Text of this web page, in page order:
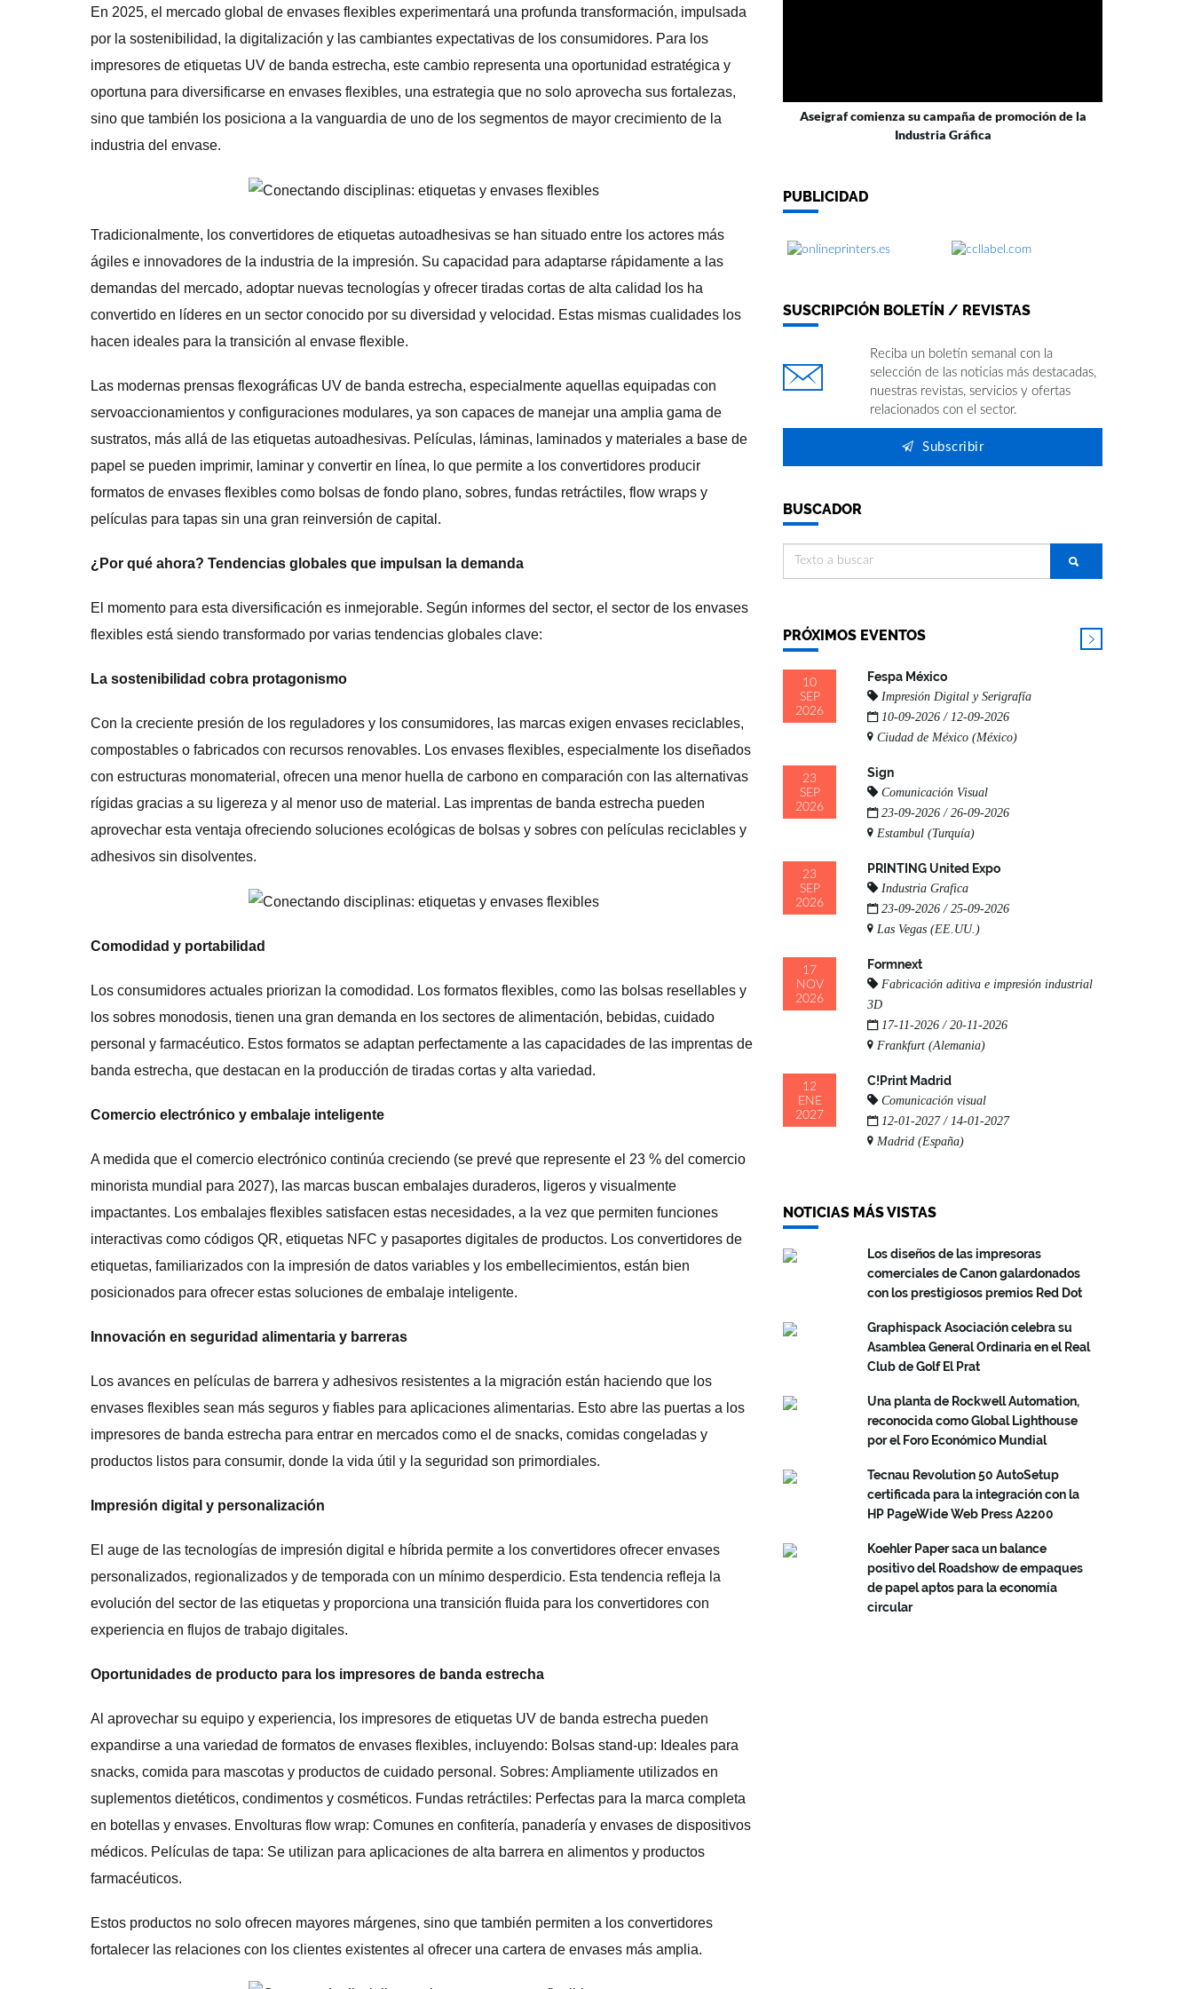
En 2025, el mercado global de envases flexibles experimentará una profunda transformación, impulsada
por la sostenibilidad, la digitalización y las cambiantes expectativas de los consumidores. Para los
impresores de etiquetas UV de banda estrecha, este cambio representa una oportunidad estratégica y
oportuna para diversificarse en envases flexibles, una estrategia que no solo aprovecha sus fortalezas,
sino que también los posiciona a la vanguardia de uno de los segmentos de mayor crecimiento de la
industria del envase.
Tradicionalmente, los convertidores de etiquetas autoadhesivas se han situado entre los actores más
ágiles e innovadores de la industria de la impresión. Su capacidad para adaptarse rápidamente a las
demandas del mercado, adoptar nuevas tecnologías y ofrecer tiradas cortas de alta calidad los ha
convertido en líderes en un sector conocido por su diversidad y velocidad. Estas mismas cualidades los
hacen ideales para la transición al envase flexible.
Las modernas prensas flexográficas UV de banda estrecha, especialmente aquellas equipadas con
servoaccionamientos y configuraciones modulares, ya son capaces de manejar una amplia gama de
sustratos, más allá de las etiquetas autoadhesivas. Películas, láminas, laminados y materiales a base de
papel se pueden imprimir, laminar y convertir en línea, lo que permite a los convertidores producir
formatos de envases flexibles como bolsas de fondo plano, sobres, fundas retráctiles, flow wraps y
películas para tapas sin una gran reinversión de capital.
¿Por qué ahora? Tendencias globales que impulsan la demanda
El momento para esta diversificación es inmejorable. Según informes del sector, el sector de los envases
flexibles está siendo transformado por varias tendencias globales clave:
La sostenibilidad cobra protagonismo
Con la creciente presión de los reguladores y los consumidores, las marcas exigen envases reciclables,
compostables o fabricados con recursos renovables. Los envases flexibles, especialmente los diseñados
con estructuras monomaterial, ofrecen una menor huella de carbono en comparación con las alternativas
rígidas gracias a su ligereza y al menor uso de material. Las imprentas de banda estrecha pueden
aprovechar esta ventaja ofreciendo soluciones ecológicas de bolsas y sobres con películas reciclables y
adhesivos sin disolventes.
Comodidad y portabilidad
Los consumidores actuales priorizan la comodidad. Los formatos flexibles, como las bolsas resellables y
los sobres monodosis, tienen una gran demanda en los sectores de alimentación, bebidas, cuidado
personal y farmacéutico. Estos formatos se adaptan perfectamente a las capacidades de las imprentas de
banda estrecha, que destacan en la producción de tiradas cortas y alta variedad.
Comercio electrónico y embalaje inteligente
A medida que el comercio electrónico continúa creciendo (se prevé que represente el 23 % del comercio
minorista mundial para 2027), las marcas buscan embalajes duraderos, ligeros y visualmente
impactantes. Los embalajes flexibles satisfacen estas necesidades, a la vez que permiten funciones
interactivas como códigos QR, etiquetas NFC y pasaportes digitales de productos. Los convertidores de
etiquetas, familiarizados con la impresión de datos variables y los embellecimientos, están bien
posicionados para ofrecer estas soluciones de embalaje inteligente.
Innovación en seguridad alimentaria y barreras
Los avances en películas de barrera y adhesivos resistentes a la migración están haciendo que los
envases flexibles sean más seguros y fiables para aplicaciones alimentarias. Esto abre las puertas a los
impresores de banda estrecha para entrar en mercados como el de snacks, comidas congeladas y
productos listos para consumir, donde la vida útil y la seguridad son primordiales.
Impresión digital y personalización
El auge de las tecnologías de impresión digital e híbrida permite a los convertidores ofrecer envases
personalizados, regionalizados y de temporada con un mínimo desperdicio. Esta tendencia refleja la
evolución del sector de las etiquetas y proporciona una transición fluida para los convertidores con
experiencia en flujos de trabajo digitales.
Oportunidades de producto para los impresores de banda estrecha
Al aprovechar su equipo y experiencia, los impresores de etiquetas UV de banda estrecha pueden
expandirse a una variedad de formatos de envases flexibles, incluyendo: Bolsas stand-up: Ideales para
snacks, comida para mascotas y productos de cuidado personal. Sobres: Ampliamente utilizados en
suplementos dietéticos, condimentos y cosméticos. Fundas retráctiles: Perfectas para la marca completa
en botellas y envases. Envolturas flow wrap: Comunes en confitería, panadería y envases de dispositivos
médicos. Películas de tapa: Se utilizan para aplicaciones de alta barrera en alimentos y productos
farmacéuticos.
Estos productos no solo ofrecen mayores márgenes, sino que también permiten a los convertidores
fortalecer las relaciones con los clientes existentes al ofrecer una cartera de envases más amplia.
Aseigraf comienza su campaña de promoción de la
Industria Gráfica
PUBLICIDAD
SUSCRIPCIÓN BOLETÍN / REVISTAS
Reciba un boletín semanal con la
selección de las noticias más destacadas,
nuestras revistas, servicios y ofertas
relacionados con el sector.
Subscribir
BUSCADOR
PRÓXIMOS EVENTOS
10
SEP
2026
Fespa México
Impresión Digital y Serigrafía
10-09-2026 / 12-09-2026
Ciudad de México (México)
23
SEP
2026
Sign
Comunicación Visual
23-09-2026 / 26-09-2026
Estambul (Turquía)
23
SEP
2026
PRINTING United Expo
Industria Grafica
23-09-2026 / 25-09-2026
Las Vegas (EE.UU.)
17
NOV
2026
Formnext
Fabricación aditiva e impresión industrial
3D
17-11-2026 / 20-11-2026
Frankfurt (Alemania)
12
ENE
2027
C!Print Madrid
Comunicación visual
12-01-2027 / 14-01-2027
Madrid (España)
NOTICIAS MÁS VISTAS
Los diseños de las impresoras
comerciales de Canon galardonados
con los prestigiosos premios Red Dot
Graphispack Asociación celebra su
Asamblea General Ordinaria en el Real
Club de Golf El Prat
Una planta de Rockwell Automation,
reconocida como Global Lighthouse
por el Foro Económico Mundial
Tecnau Revolution 50 AutoSetup
certificada para la integración con la
HP PageWide Web Press A2200
Koehler Paper saca un balance
positivo del Roadshow de empaques
de papel aptos para la economía
circular